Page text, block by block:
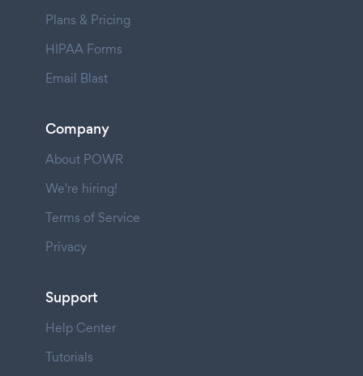
Plans & Pricing
HIPAA Forms
Email Blast
Company
About POWR
We're hiring!
Terms of Service
Privacy
Support
Help Center
Tutorials